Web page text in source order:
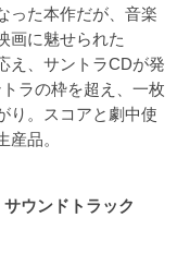
った本作だが、音楽
画に魅せられた
え、サントラCDが発
ラの枠を超え、一枚
り。スコアと劇中使
品。
ウンドトラック